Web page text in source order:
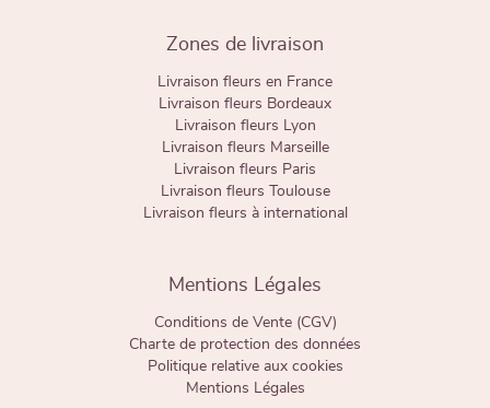
Zones de livraison
Livraison fleurs en France
Livraison fleurs Bordeaux
Livraison fleurs Lyon
Livraison fleurs Marseille
Livraison fleurs Paris
Livraison fleurs Toulouse
Livraison fleurs à international
Mentions Légales
Conditions de Vente (CGV)
Charte de protection des données
Politique relative aux cookies
Mentions Légales